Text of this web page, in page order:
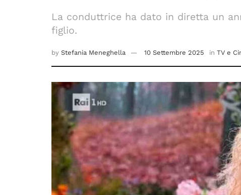
La conduttrice ha dato in diretta un
figlio.
by Stefania Meneghella 10 Settembre 2025 in TV e